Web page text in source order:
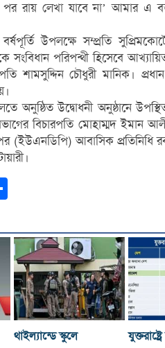
রায় লেখা যাবে না’ আমার এ
উপলক্ষে সম্প্রতি
সংবিধান পরিপন্থী হিসেবে
শামসুদ্দিন চৌধুরী মানিক।
অনুষ্ঠিত উদ্বোধনী অনুষ্ঠানে
বিচারপতি মোহাম্মদ ইমান
(ইউএনডিপি) আবাসিক প্রতিনিধি
থাইল্যান্ডে স্কুলে